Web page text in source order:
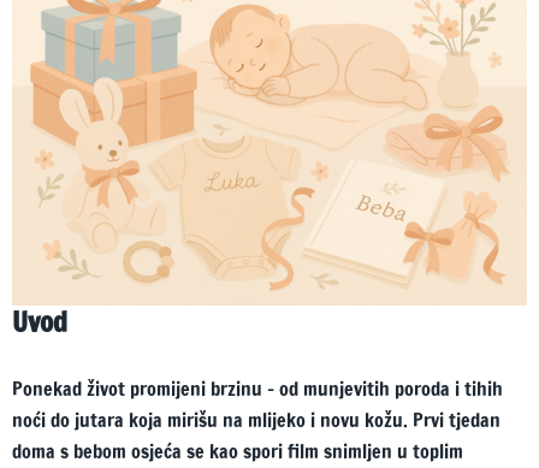
Uvod
Ponekad život promijeni brzinu – od munjevitih poroda i tihih
noći do jutara koja mirišu na mlijeko i novu kožu. Prvi tjedan
doma s bebom osjeća se kao spori film snimljen u toplim